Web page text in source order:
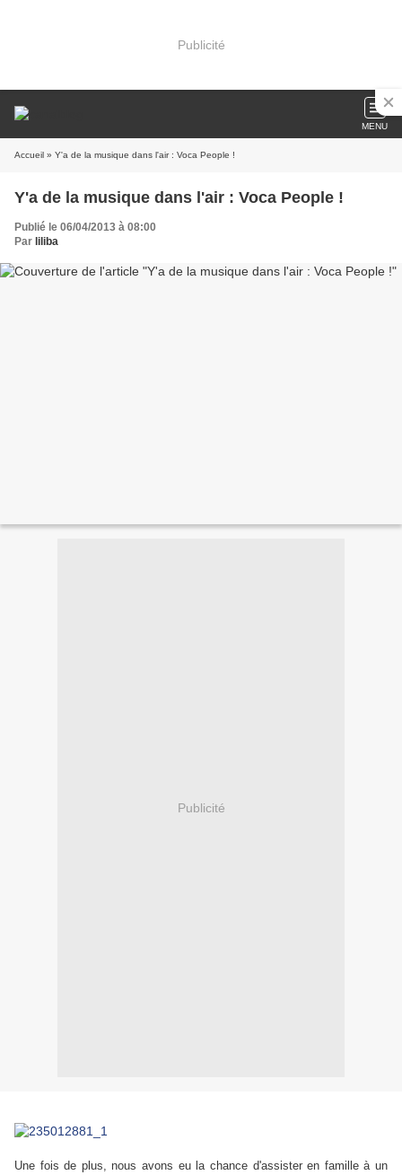
Publicité
MENU
Accueil » Y'a de la musique dans l'air : Voca People !
Y'a de la musique dans l'air : Voca People !
Publié le 06/04/2013 à 08:00
Par liliba
Publicité
Une fois de plus, nous avons eu la chance d'assister en famille à un